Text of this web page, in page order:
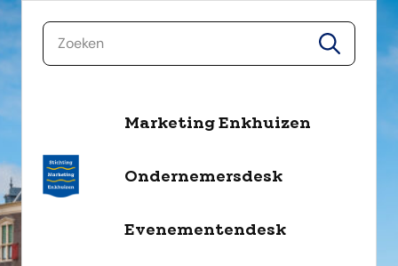
naar de inhoud
Marketing Enkhuizen
Ondernemersdesk
Evenementendesk
zoeken
zoeken